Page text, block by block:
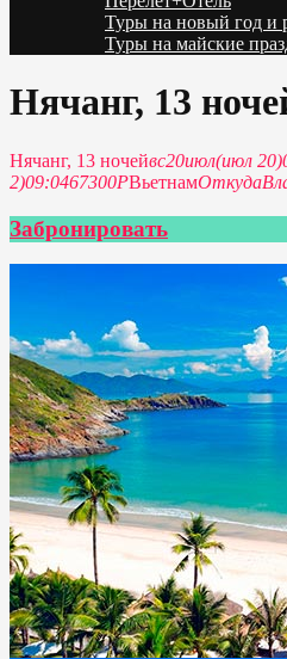
Туры на новый год и
Туры на майские
Нячанг, 13
Нячанг, 13 ночейвс20июл(июл 20)
2)09:0467300PВьетнамОткуда
Забронировать